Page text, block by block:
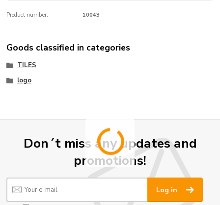
Product number: 10043
Goods classified in categories
TILES
logo
Don´t miss any updates and
promotions!
Log in